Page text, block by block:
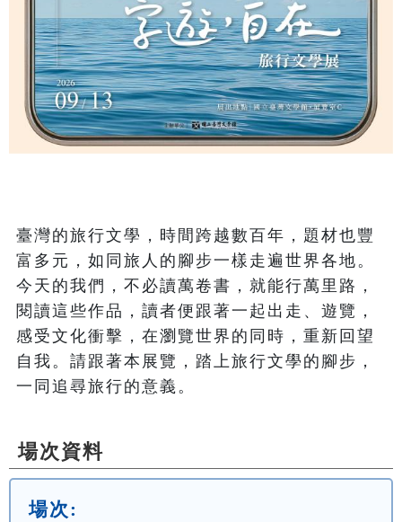
臺灣的旅行文學，時間跨越數百年，題材也豐
富多元，如同旅人的腳步一樣走遍世界各地。
今天的我們，不必讀萬卷書，就能行萬里路，
閱讀這些作品，讀者便跟著一起出走、遊覽，
感受文化衝擊，在瀏覽世界的同時，重新回望
自我。請跟著本展覽，踏上旅行文學的腳步，
場次資料
場次: